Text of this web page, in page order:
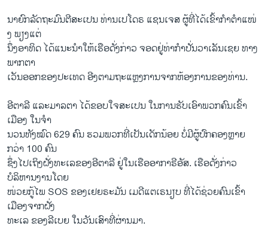
ພາສາຕ່າງໆ
ນາຍົກລັດຖະມົນຕີສະ​ເປ​ນ ທ່ານເປ​ໂດຣ ​ແຊນ​ເຈ​ສ ຜູ້​ທີ່​ໄດ້​ເຂົ້າກຳ​ຕໍາ​ແໜ່​
ງ ພຽງ​ແຕ່
​ນຶ່ງອາທິດ ​ໄດ້​ແນະນຳ​ໃຫ້​ເຮື​ອດັ່ງກ່າວ ຈອດ​ຢູ່​ທ່າ​ກຳປັ່ນວາເ​ລັນເຊຍ ທາງ
ພາກ​ຕາ
​ເວັນ​ອອກ​ຂອງປະເທດ​ ອີງ​ຕາມ​ຖະ​ແຫຼ​ງການ​ຈາກ​ຫ້ອງການ​ຂອງ​ທ່ານ.
ອີ​ຕາ​ລີ ​ແລະ​ມາລຕາ ​ໄດ້​ຂອບ​ໃຈ​ສະ​ເປ​ນ​ ໃນ​ການ​ຮັບ​ເອົາ​ພວກຄົນ​ເຂົ້າ​
ເມືອງ ​ໃນ​ຈຳ
ນວນ​ທັງ​ໝົດ 629 ຄົນ ຮວມພວກທີ່​ເປັນ​ເດັກນ້ອຍ ​ບໍ່​ມີ​ຜູ້​ປົກຄອງຫຼາຍ
ກວ່າ 100 ຄົນ
ຊຶ່ງ​ໄປເຖິງ​ຝັ່ງ​ທະ​ເລ​ຂອງ​ອີ​ຕາ​ລີ ​ຢູ່​ໃນ​ເຮືອ​ອາກາຣີອັສ. ​ເຮືອ​ດັ່ງກ່າວ​
ບໍລິຫານງານ​ໂດຍ
​ໜ່ວຍກູ້​ໄພ SOS ຂອງ​ເຢຍຣະມັນ ​ເມ​ດີ​ແຕເຣນຽບ ທີ່​ໄດ້​ຊ່ວຍ​ຄົນ​ເຂົ້າ​
ເມືອງ​ຈາກ​ຝັ່ງ​
ທ​ະ​ເລ​ ຂອງລີ​ເບຍ ​ໃນ​ວັນ​ເສົາ​ທີ່​ຜ່ານ​ມາ.